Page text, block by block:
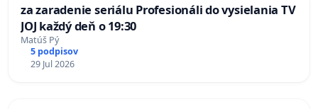
za zaradenie seriálu Profesionáli do vysielania TV
JOJ každý deň o 19:30
Matúš Pý
5 podpisov
29 Jul 2026